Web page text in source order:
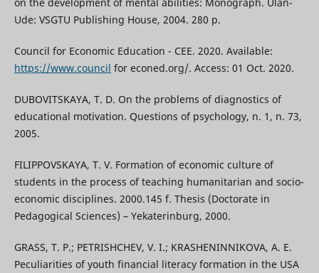
Ude: VSGTU Publishing House, 2004. 280 p.
Council for Economic Education - CEE. 2020. Available:
https://www.council for econed.org/. Access: 01 Oct. 2020.
DUBOVITSKAYA, T. D. On the problems of diagnostics of
educational motivation. Questions of psychology, n. 1, n. 73,
2005.
FILIPPOVSKAYA, T. V. Formation of economic culture of
students in the process of teaching humanitarian and socio-
economic disciplines. 2000.145 f. Thesis (Doctorate in
Pedagogical Sciences) – Yekaterinburg, 2000.
GRASS, T. P.; PETRISHCHEV, V. I.; KRASHENINNIKOVA, A. E.
Peculiarities of youth financial literacy formation in the USA